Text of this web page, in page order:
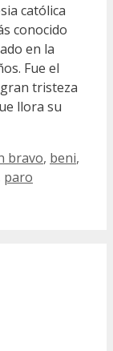
católica
conocido
en la
Fue el
tristeza
llora su
bravo, beni,
paro